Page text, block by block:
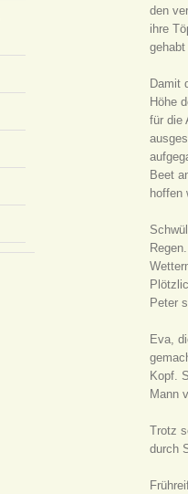
den
ihre
Damit
Höhe
für die
Beet
hoffen
Peter
Eva,
Kopf.
Mann
Trotz
durch